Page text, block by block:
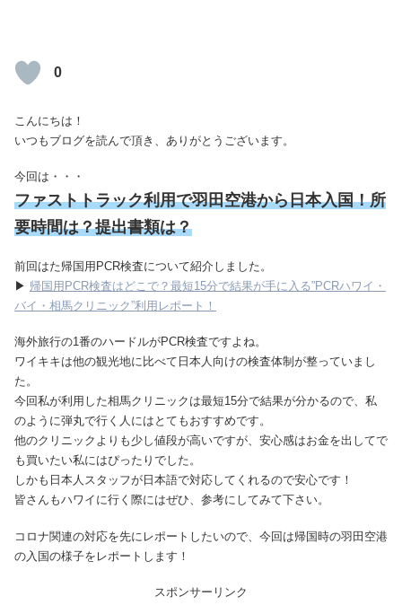
0
こんにちは！
いつもブログを読んで頂き、ありがとうございます。
今回は・・・
ファストトラック利用で羽田空港から日本入国！所
要時間は？提出書類は？
前回はた帰国用PCR検査について紹介しました。
▶ 帰国用PCR検査はどこで？最短15分で結果が手に入る”PCRハワイ・
バイ・相馬クリニック”利用レポート！
海外旅行の1番のハードルがPCR検査ですよね。
ワイキキは他の観光地に比べて日本人向けの検査体制が整っていまし
た。
今回私が利用した相馬クリニックは最短15分で結果が分かるので、私
のように弾丸で行く人にはとてもおすすめです。
他のクリニックよりも少し値段が高いですが、安心感はお金を出してで
も買いたい私にはぴったりでした。
しかも日本人スタッフが日本語で対応してくれるので安心です！
皆さんもハワイに行く際にはぜひ、参考にしてみて下さい。
コロナ関連の対応を先にレポートしたいので、今回は帰国時の羽田空港
の入国の様子をレポートします！
スポンサーリンク